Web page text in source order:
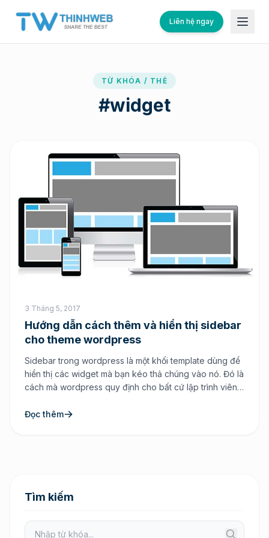
Liên hệ ngay
TỪ KHÓA / THẺ
#widget
3 Tháng 5, 2017
Hướng dẫn cách thêm và hiển thị sidebar
cho theme wordpress
Sidebar trong wordpress là một khối template dùng để
hiển thị các widget mà bạn kéo thả chúng vào nó. Đó là
cách mà wordpress quy định cho bất cứ lập trình viên
đó bạn có thể thêm sidebar vào bất cứ vị trí nào trong
Đọc thêm
Tìm kiếm